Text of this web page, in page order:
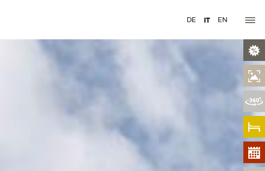
DE IT EN